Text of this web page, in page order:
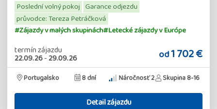
Poslední volný pokoj Garance odjezdu
průvodce: Tereza Petráčková
#Zájazdy v malých skupinách#Letecké zájazdy v Európe
termín zájazdu
22.09.26-29.09.26 od1 702 €
Portugalsko 8 dní Náročnosť 2 Skupina 8-16
Detail zájazdu